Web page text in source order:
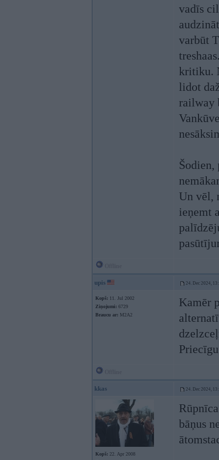
vadīs
varbūt
kritiku.
lidot
railway
Un vēl,
ieņemt
upis 24. Dec 2024,
Kopš: 11. Jul 2002
Ziņojumi: 6729
Braucu ar: M2A2
Kamēr
kkas 24. Dec 2024,
Kopš: 22. Apr 2008
bāņus